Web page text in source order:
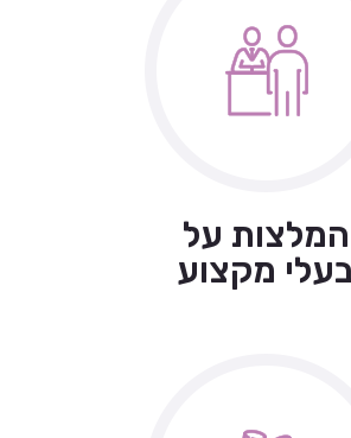
המלצות על
מקצוע